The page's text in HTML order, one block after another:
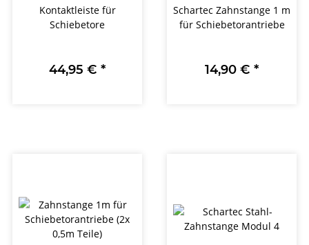
Kontaktleiste für
Schiebetore
44,95 € *
Schartec Zahnstange 1 m
für Schiebetorantriebe
14,90 € *